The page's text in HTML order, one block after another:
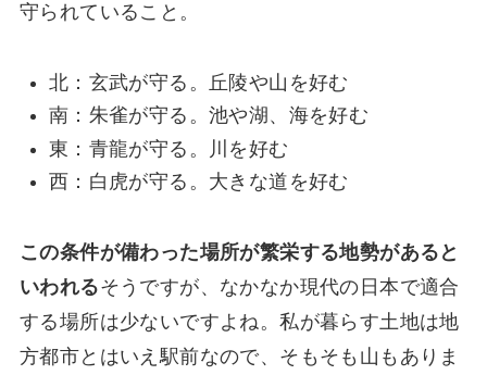
守られていること。
北：玄武が守る。丘陵や山を好む
南：朱雀が守る。池や湖、海を好む
東：青龍が守る。川を好む
西：白虎が守る。大きな道を好む
この条件が備わった場所が繁栄する地勢があると
いわれるそうですが、なかなか現代の日本で適合
する場所は少ないですよね。私が暮らす土地は地
方都市とはいえ駅前なので、そもそも山もありま